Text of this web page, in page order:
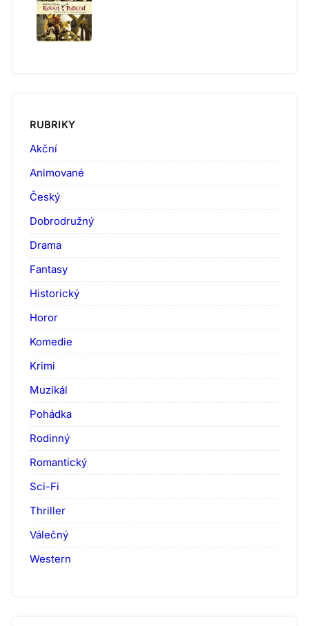
RUBRIKY
Akční
Animované
Český
Dobrodružný
Drama
Fantasy
Historický
Horor
Komedie
Krimi
Muzikál
Pohádka
Rodinný
Romantický
Sci-Fi
Thriller
Válečný
Western